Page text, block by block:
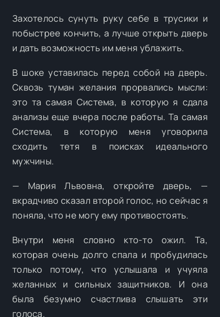
Захотелось сунуть руку себе в трусики и
побыстрее кончить, а лучше открыть дверь
и дать возможность им меня ублажить.
В шоке уставилась перед собой на дверь.
Сквозь туман желания прорвались мысли:
это та самая Система, в которую я сдала
анализы еще вчера после работы. Та самая
Система, в которую меня уговорила
сходить тетя в поисках идеального
мужчины.
— Мария Львовна, откройте дверь, —
вкрадчиво сказал второй голос, но сейчас я
поняла, что не могу ему противостоять.
Внутри меня словно кто-то ожил. Та,
которая очень долго спала и пробудилась
только потому, что услышала и учуяла
желанных и сильных защитников. И она
была безумно счастлива слышать эти
голоса.